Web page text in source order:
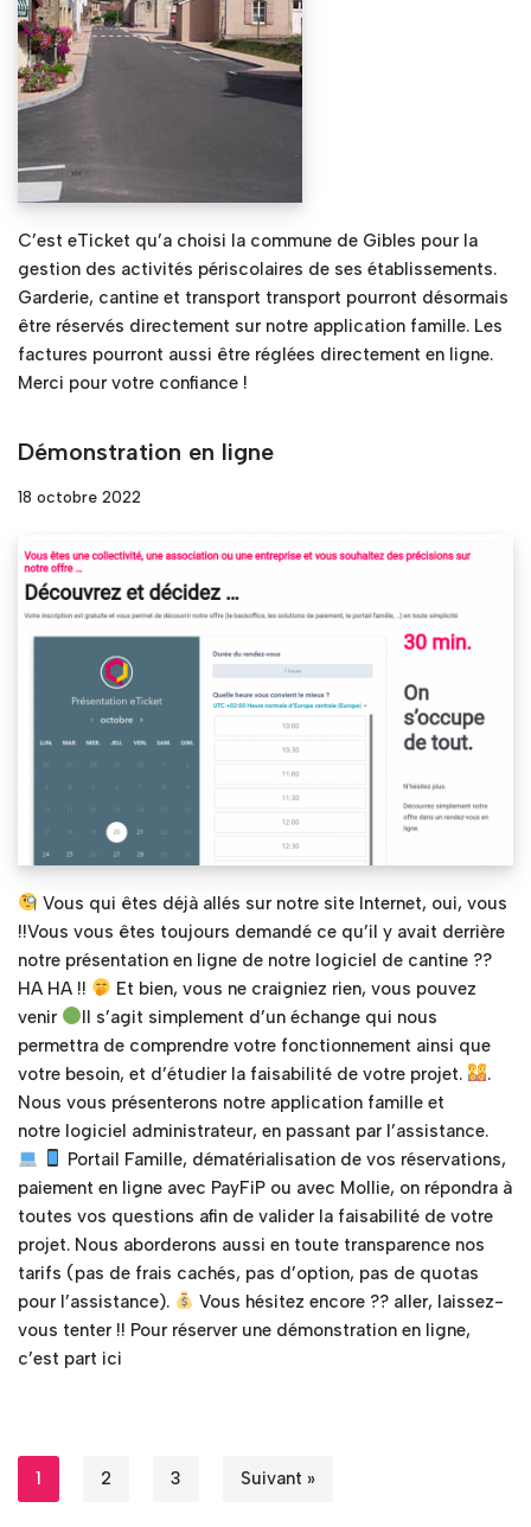
C’est eTicket qu’a choisi la commune de Gibles pour la
gestion des activités périscolaires de ses établissements.
Garderie, cantine et transport transport pourront désormais
être réservés directement sur notre application famille. Les
factures pourront aussi être réglées directement en ligne.
Merci pour votre confiance !
Démonstration en ligne
18 octobre 2022
Vous qui êtes déjà allés sur notre site Internet, oui, vous
!!Vous vous êtes toujours demandé ce qu’il y avait derrière
notre présentation en ligne de notre logiciel de cantine ??
HA HA !!
Et bien, vous ne craigniez rien, vous pouvez
venir
Il s’agit simplement d’un échange qui nous
permettra de comprendre votre fonctionnement ainsi que
votre besoin, et d’étudier la faisabilité de votre projet.
.
Nous vous présenterons notre application famille et
notre logiciel administrateur, en passant par l’assistance.
Portail Famille, dématérialisation de vos réservations,
paiement en ligne avec PayFiP ou avec Mollie, on répondra à
toutes vos questions afin de valider la faisabilité de votre
projet. Nous aborderons aussi en toute transparence nos
tarifs (pas de frais cachés, pas d’option, pas de quotas
pour l’assistance).
Vous hésitez encore ?? aller, laissez-
vous tenter !! Pour réserver une démonstration en ligne,
c’est part ici
1 2 3 Suivant »